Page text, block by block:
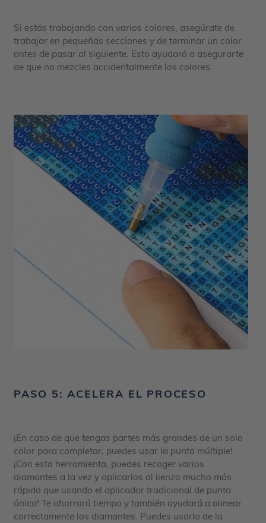
Si estás trabajando con varios colores, asegúrate de
trabajar en pequeñas secciones y de terminar un color
antes de pasar al siguiente. Esto ayudará a asegurarte
de que no mezcles accidentalmente los colores.
PASO 5: ACELERA EL PROCESO
¡En caso de que tengas partes más grandes de un solo
color para completar, puedes usar la punta múltiple!
¡Con esta herramienta, puedes recoger varios
diamantes a la vez y aplicarlos al lienzo mucho más
rápido que usando el aplicador tradicional de punta
única! Te ahorrará tiempo y también ayudará a alinear
correctamente los diamantes. Puedes usarlo de la